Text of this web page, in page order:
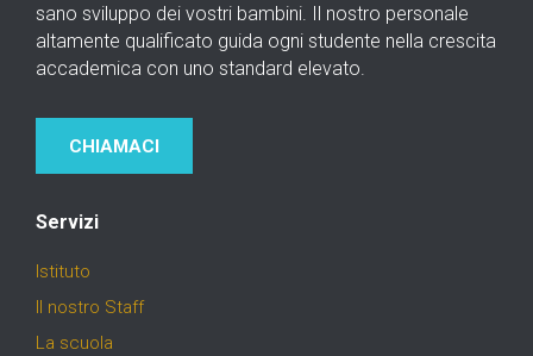
sano sviluppo dei vostri bambini. Il nostro personale
altamente qualificato guida ogni studente nella crescita
accademica con uno standard elevato.
CHIAMACI
Servizi
Istituto
Il nostro Staff
La scuola